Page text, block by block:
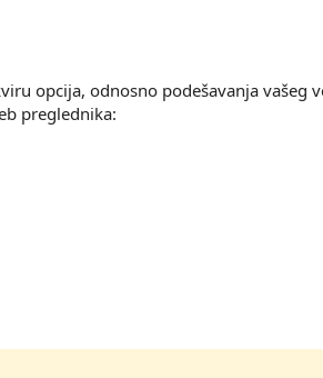
opcija, odnosno podešavanja vašeg
preglednika: